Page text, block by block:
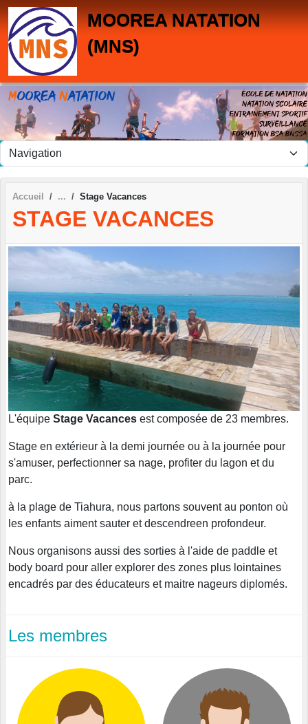
MOOREA NATATION
(MNS)
Accueil Stage Vacances
STAGE VACANCES
L'équipe Stage Vacances est composée de 23 membres.
Stage en extérieur à la demi journée ou à la journée pour
s'amuser, perfectionner sa nage, profiter du lagon et du
parc.
à la plage de Tiahura, nous partons souvent au ponton où
les enfants aiment sauter et descendreen profondeur.
Nous organisons aussi des sorties à l'aide de paddle et
body board pour aller explorer des zones plus lointaines
encadrés par des éducateurs et maitre nageurs diplomés.
Les membres
Panneau de gestion des cookies